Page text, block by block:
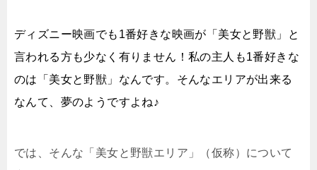
ディズニー映画でも1番好きな映画が「美女と野獣」と
言われる方も少なく有りません！私の主人も1番好きな
のは「美女と野獣」なんです。そんなエリアが出来る
なんて、夢のようですよね♪
では、そんな「美女と野獣エリア」（仮称）について